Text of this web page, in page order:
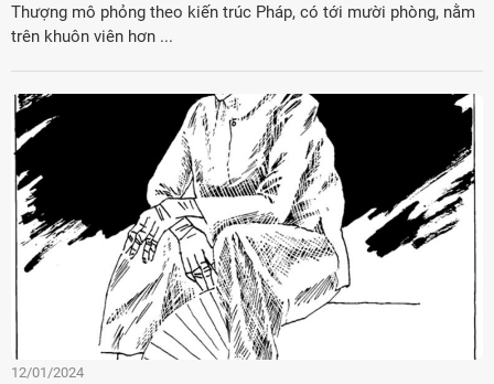
Thượng mô phỏng theo kiến trúc Pháp, có tới mười phòng, nằm
trên khuôn viên hơn ...
12/01/2024